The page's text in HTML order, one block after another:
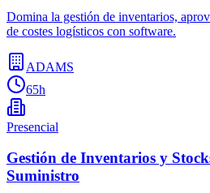
Domina la gestión de inventarios,
de costes logísticos con software.
ADAMS
65h
Presencial
Gestión de Inventarios y
Suministro